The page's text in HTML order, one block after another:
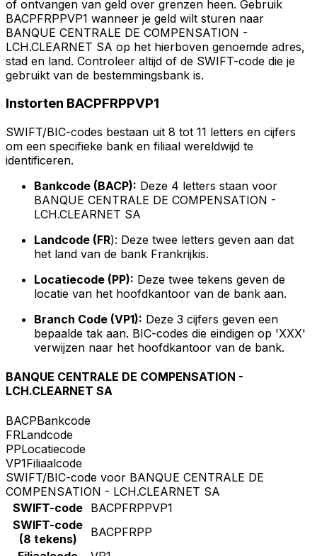
of ontvangen van geld over grenzen heen. Gebruik
BACPFRPPVP1 wanneer je geld wilt sturen naar
BANQUE CENTRALE DE COMPENSATION -
LCH.CLEARNET SA op het hierboven genoemde adres,
stad en land. Controleer altijd of de SWIFT-code die je
gebruikt van de bestemmingsbank is.
Instorten BACPFRPPVP1
SWIFT/BIC-codes bestaan uit 8 tot 11 letters en cijfers
om een specifieke bank en filiaal wereldwijd te
identificeren.
Bankcode (BACP): Deze 4 letters staan voor
BANQUE CENTRALE DE COMPENSATION -
LCH.CLEARNET SA
Landcode (FR): Deze twee letters geven aan dat
het land van de bank Frankrijkis.
Locatiecode (PP): Deze twee tekens geven de
locatie van het hoofdkantoor van de bank aan.
Branch Code (VP1): Deze 3 cijfers geven een
bepaalde tak aan. BIC-codes die eindigen op 'XXX'
verwijzen naar het hoofdkantoor van de bank.
BANQUE CENTRALE DE COMPENSATION -
LCH.CLEARNET SA
BACPBankcode
FRLandcode
PPLocatiecode
VP1Filiaalcode
SWIFT/BIC-code voor BANQUE CENTRALE DE
COMPENSATION - LCH.CLEARNET SA
SWIFT-code BACPFRPPVP1
SWIFT-code
(8 tekens)
BACPFRPP